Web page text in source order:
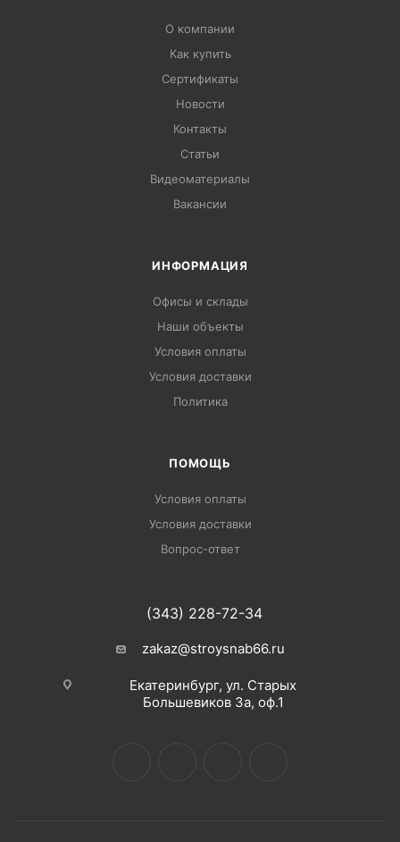
О компании
Как купить
Сертификаты
Новости
Контакты
Статьи
Видеоматериалы
Вакансии
ИНФОРМАЦИЯ
Офисы и склады
Наши объекты
Условия оплаты
Условия доставки
Политика
ПОМОЩЬ
Условия оплаты
Условия доставки
Вопрос-ответ
(343) 228-72-34
zakaz@stroysnab66.ru
Екатеринбург, ул. Старых
Большевиков 3а, оф.1